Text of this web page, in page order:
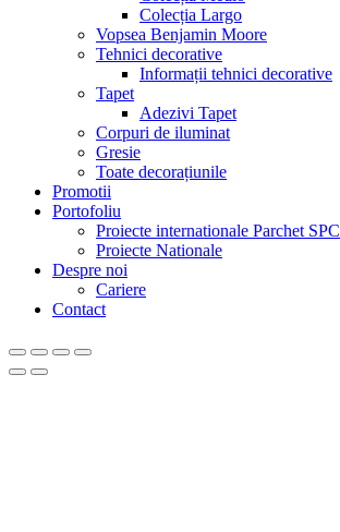
Colecția Largo
Vopsea Benjamin Moore
Tehnici decorative
Informații tehnici decorative
Tapet
Adezivi Tapet
Corpuri de iluminat
Gresie
Toate decorațiunile
Promotii
Portofoliu
Proiecte internationale Parchet SPC
Proiecte Nationale
Despre noi
Cariere
Contact